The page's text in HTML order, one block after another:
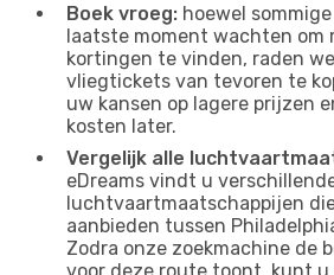
Boek vroeg: hoewel
laatste moment wachten om
kortingen te vinden, raden
vliegtickets van tevoren te
uw kansen op lagere prijzen
kosten later.
Vergelijk alle
eDreams vindt u
luchtvaartmaatschappijen
aanbieden tussen
Zodra onze zoekmachine de